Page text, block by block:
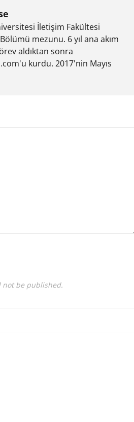
İletişim Fakültesi
mezunu. 6 yıl ana akım
aldıktan sonra
kurdu. 2017'nin Mayıs
bilfiil kripto para
not be published.